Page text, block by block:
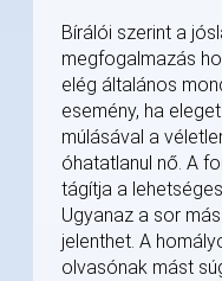
Bírálói szerint a
megfogalmazás
elég általános
esemény, ha
múlásával a
óhatatlanul nő. A
tágítja a
Ugyanaz a sor
jelenthet. A
olvasónak mást